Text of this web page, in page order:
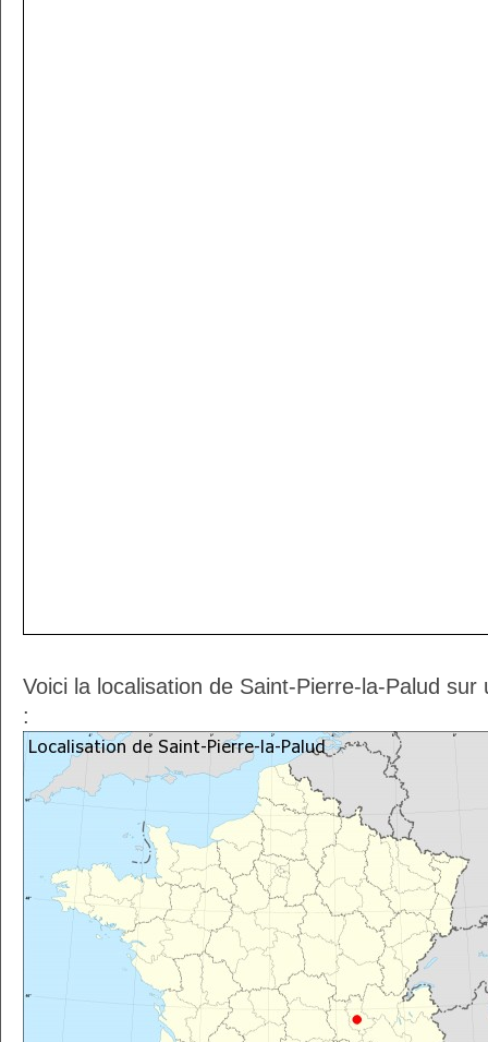
Voici la localisation de Saint-Pierre-la-Palud
: